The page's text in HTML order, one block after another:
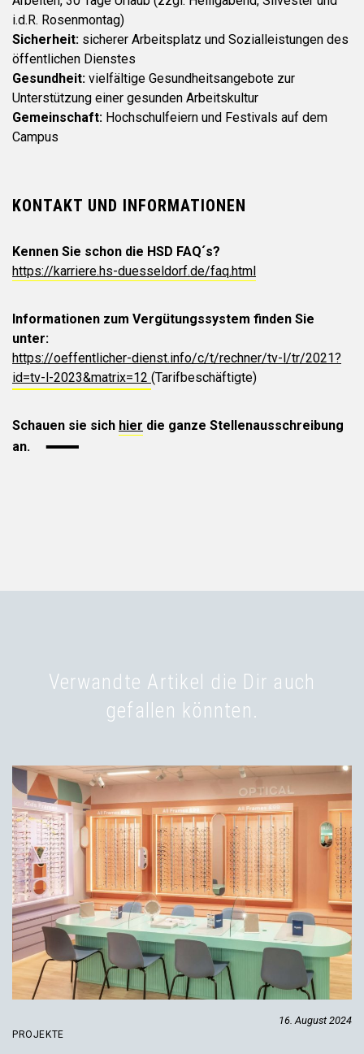
i.d.R. Rosenmontag)
Sicherheit: sicherer Arbeitsplatz und Sozialleistungen des
öffentlichen Dienstes
Gesundheit: vielfältige Gesundheitsangebote zur
Unterstützung einer gesunden Arbeitskultur
Gemeinschaft: Hochschulfeiern und Festivals auf dem
Campus
KONTAKT UND INFORMATIONEN
Kennen Sie schon die HSD FAQ´s?
https://karriere.hs-duesseldorf.de/faq.html
Informationen zum Vergütungssystem finden Sie
unter:
https://oeffentlicher-dienst.info/c/t/rechner/tv-l/tr/2021?
id=tv-l-2023&matrix=12 (Tarifbeschäftigte)
Schauen sie sich hier die ganze Stellenausschreibung
an.
Verwandte Artikel die Dir auch
gefallen könnten.
16. August 2024
PROJEKTE